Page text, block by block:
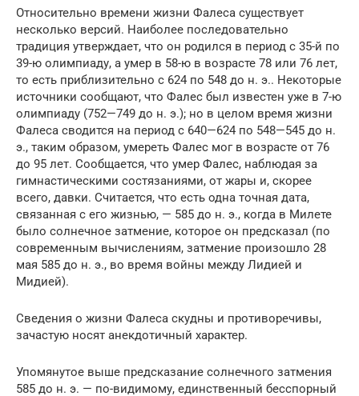
Относительно времени жизни Фалеса существует
несколько версий. Наиболее последовательно
традиция утверждает, что он родился в период с 35-й по
39-ю олимпиаду, а умер в 58-ю в возрасте 78 или 76 лет,
то есть приблизительно с 624 по 548 до н. э.. Некоторые
источники сообщают, что Фалес был известен уже в 7-ю
олимпиаду (752—749 до н. э.); но в целом время жизни
Фалеса сводится на период с 640—624 по 548—545 до н.
э., таким образом, умереть Фалес мог в возрасте от 76
до 95 лет. Сообщается, что умер Фалес, наблюдая за
гимнастическими состязаниями, от жары и, скорее
всего, давки. Считается, что есть одна точная дата,
связанная с его жизнью, — 585 до н. э., когда в Милете
было солнечное затмение, которое он предсказал (по
современным вычислениям, затмение произошло 28
мая 585 до н. э., во время войны между Лидией и
Мидией).
Сведения о жизни Фалеса скудны и противоречивы,
зачастую носят анекдотичный характер.
Упомянутое выше предсказание солнечного затмения
585 до н. э. — по-видимому, единственный бесспорный